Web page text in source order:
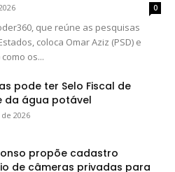
0
que reúne as pesquisas
coloca Omar Aziz (PSD) e
os...
pode ter Selo Fiscal de
da água potável
2026
propõe cadastro
de câmeras privadas para